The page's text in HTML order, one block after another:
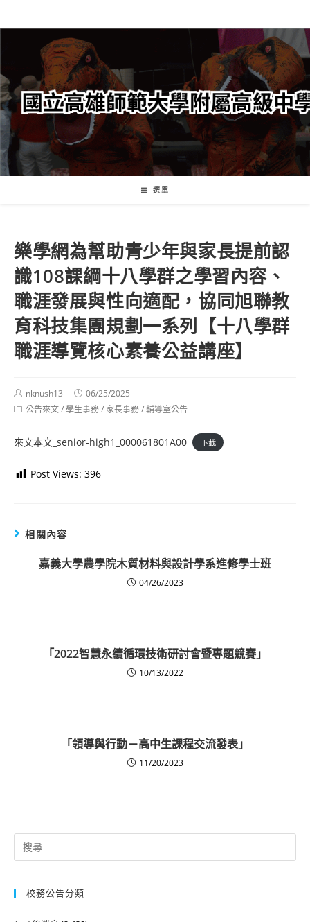
轉
要
內
容
選單
樂學網為幫助青少年與家長提前認
識108課綱十八學群之學習內容、
職涯發展與性向適配，協同旭聯教
育科技集團規劃一系列【十八學群
職涯導覽核心素養公益講座】
Post
author:
nknush13
Post
published:
06/25/2025
Post公告來文/學生事務/ 家長事務/輔導室公告
來文本文_senior-high1_000061801A00 下載
Post Views: 396
相關內容
嘉義大學農學院木質材料與設計學系進修學士班
04/26/2023
「2022智慧永續循環技術研討會暨專題競賽」
10/13/2022
「領導與行動－高中生課程交流發表」
11/20/2023
Search
for:
校務公告分類